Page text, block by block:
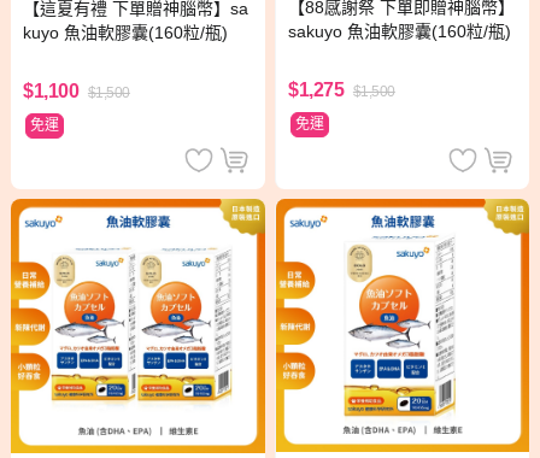
元儲值金回饋
【這夏有禮 下單贈神腦幣】sa
kuyo 魚油軟膠囊(160粒/瓶)
$1,100 $1,500
免運
【88感謝祭 下單即贈神腦幣】
sakuyo 魚油軟膠囊(160粒/瓶)
$1,275 $1,500
免運